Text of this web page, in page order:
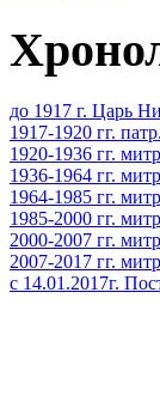
до 1917 г. Царь
1917-1920 гг.
1920-1936 гг.
1936-1964 гг.
1964-1985 гг.
1985-2000 гг.
2000-2007 гг.
2007-2017 гг.
с 14.01.2017г.